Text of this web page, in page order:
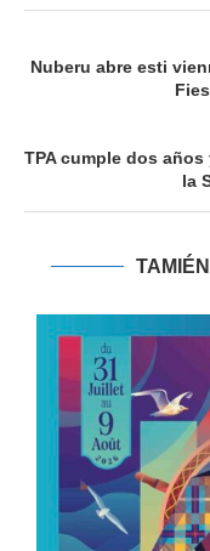
Nuberu abre esti
TPA cumple dos años
la